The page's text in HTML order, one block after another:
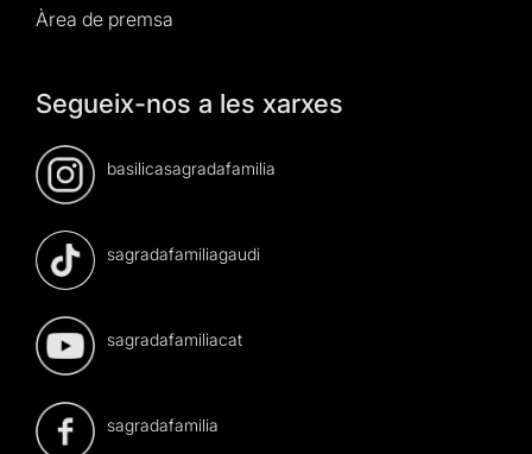
Àrea de premsa
Segueix-nos a les xarxes
basilicasagradafamilia
sagradafamiliagaudi
sagradafamiliacat
sagradafamilia